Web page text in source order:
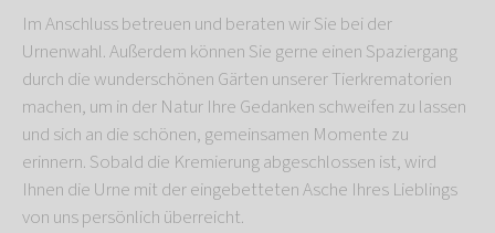
Im Anschluss betreuen und beraten wir Sie bei der
Urnenwahl. Außerdem können Sie gerne einen Spaziergang
durch die wunderschönen Gärten unserer Tierkrematorien
machen, um in der Natur Ihre Gedanken schweifen zu lassen
und sich an die schönen, gemeinsamen Momente zu
erinnern. Sobald die Kremierung abgeschlossen ist, wird
Ihnen die Urne mit der eingebetteten Asche Ihres Lieblings
von uns persönlich überreicht.